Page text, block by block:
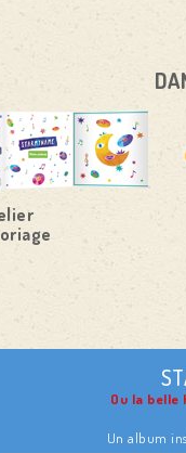
Ou la belle
Un album